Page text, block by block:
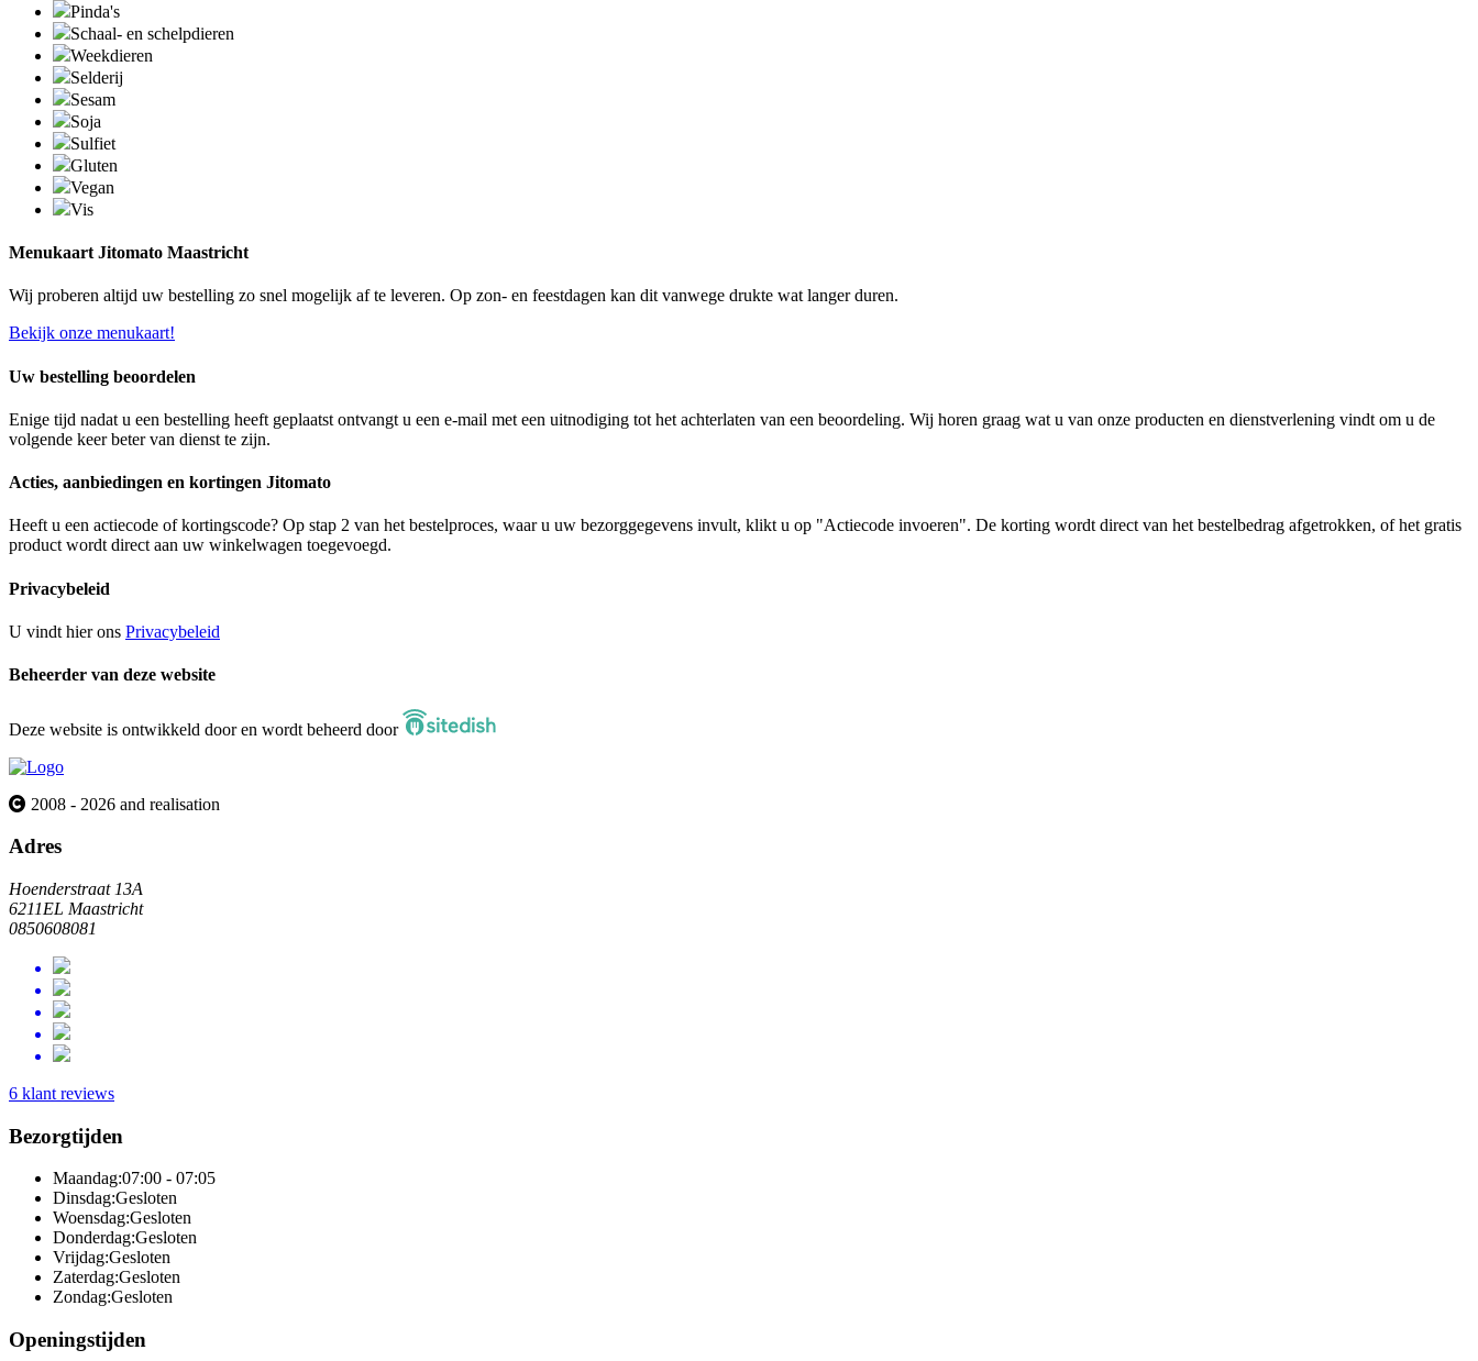
Pinda's
Schaal- en schelpdieren
Weekdieren
Selderij
Sesam
Soja
Sulfiet
Gluten
Vegan
Vis
Menukaart Jitomato Maastricht
Wij proberen altijd uw bestelling zo snel mogelijk af te leveren. Op zon- en feestdagen kan dit vanwege drukte wat langer duren.
Bekijk onze menukaart!
Uw bestelling beoordelen
Enige tijd nadat u een bestelling heeft geplaatst ontvangt u een e-mail met een uitnodiging tot het achterlaten van een beoordeling. Wij horen graag wat u van onze producten en dienstverlening vindt om u de
volgende keer beter van dienst te zijn.
Acties, aanbiedingen en kortingen Jitomato
Heeft u een actiecode of kortingscode? Op stap 2 van het bestelproces, waar u uw bezorggegevens invult, klikt u op "Actiecode invoeren". De korting wordt direct van het bestelbedrag afgetrokken, of het gratis
product wordt direct aan uw winkelwagen toegevoegd.
Privacybeleid
U vindt hier ons Privacybeleid
Beheerder van deze website
Deze website is ontwikkeld door en wordt beheerd door
2008 - 2026 and realisation
Adres
Hoenderstraat 13A
6211EL Maastricht
0850608081
6 klant reviews
Bezorgtijden
Maandag:07:00 - 07:05
Dinsdag:Gesloten
Woensdag:Gesloten
Donderdag:Gesloten
Vrijdag:Gesloten
Zaterdag:Gesloten
Zondag:Gesloten
Openingstijden